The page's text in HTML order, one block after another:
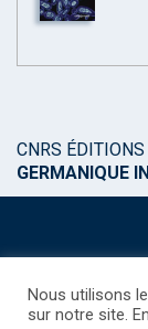
CNRS ÉDITIONS
GERMANIQUE
Nous utilisons
sur notre site.